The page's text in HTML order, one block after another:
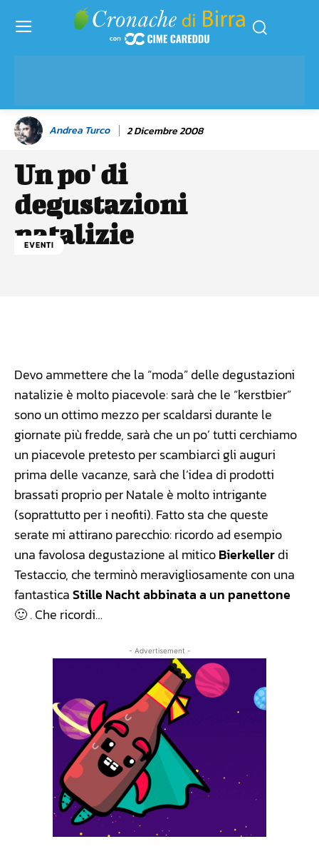
Andrea Turco 2 Dicembre 2008
Un po' di
degustazioni
natalizie
EVENTI
Devo ammettere che la “moda” delle degustazioni
natalizie è molto piacevole: sarà che le “kerstbier”
sono un ottimo mezzo per scaldarsi durante le
giornate più fredde, sarà che un po’ tutti cerchiamo
un piacevole pretesto per scambiarci gli auguri
prima delle vacanze, sarà che l’idea di prodotti
brassati proprio per Natale è molto intrigante
(soprattutto per i neofiti). Fatto sta che queste
serate mi attirano parecchio: ricordo ad esempio
una favolosa degustazione al miticoBierkellerdi
Testaccio, che terminò meravigliosamente con una
fantasticaStille Nacht abbinata a un panettone
🙂 . Che ricordi…
- Advertisement -